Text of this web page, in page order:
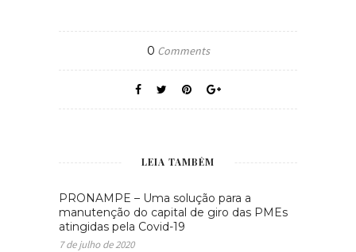
0 Comments
LEIA TAMBÉM
PRONAMPE – Uma solução para a
manutenção do capital de giro das PMEs
atingidas pela Covid-19
7 de julho de 2020